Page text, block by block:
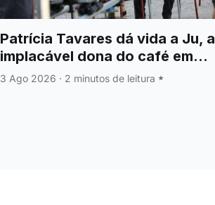
Patrícia Tavares dá vida a Ju, a
implacável dona do café em
Destino Maior
3 Ago 2026 · 2 minutos de leitura